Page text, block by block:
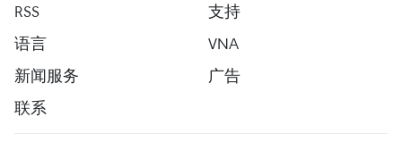
RSS
支持
语言
VNA
新闻服务
广告
联系